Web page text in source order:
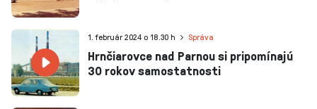
Hrnčiarovce nad Parnou si pripomínajú
30 rokov samostatnosti
1. február 2024 o 18.30 h Správa